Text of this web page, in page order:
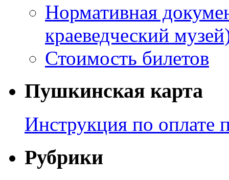
Нормативная
краеведческий
Стоимость билетов
Пушкинская карта
Инструкция по оплате
Рубрики